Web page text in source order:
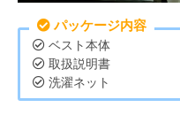
パッケージ内容
ベスト本体
取扱説明書
洗濯ネット